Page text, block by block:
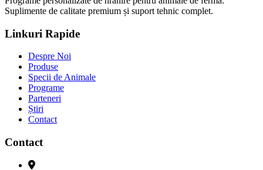
Suplimente de calitate premium și suport tehnic complet.
Linkuri Rapide
Despre Noi
Produse
Specii de Animale
Programe
Parteneri
Știri
Contact
Contact